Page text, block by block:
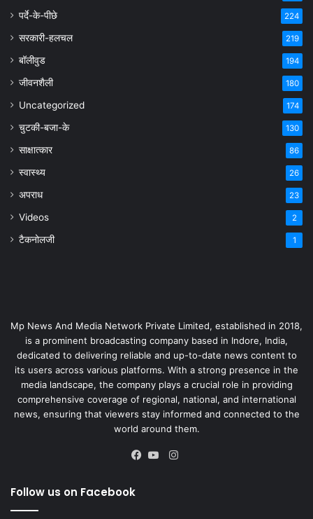
पर्दे-के-पीछे 224
सरकारी-हलचल 219
बॉलीवुड 194
जीवनशैली 180
Uncategorized 174
चुटकी-बजा-के 130
साक्षात्कार 86
स्वास्थ्य 26
अपराध 23
Videos 2
टैकनोलजी 1
Mp News And Media Network Private Limited, established in 2018,
is a prominent broadcasting company based in Indore, India,
dedicated to delivering reliable and up-to-date news content to
its users across various platforms. With a strong presence in the
media landscape, the company plays a crucial role in providing
comprehensive coverage of regional, national, and international
news, ensuring that viewers stay informed and connected to the
world around them.
Instagram
Follow us on Facebook